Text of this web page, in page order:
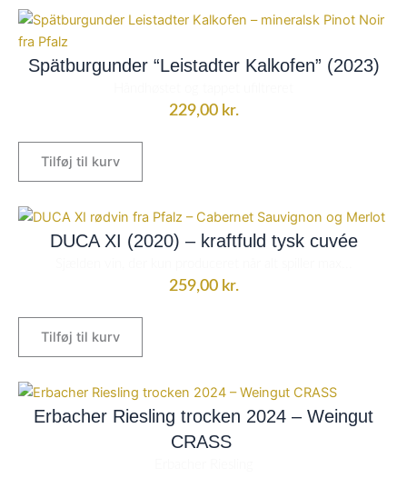
Spätburgunder “Leistadter Kalkofen” (2023)
229,00 kr.
Tilføj til kurv
DUCA XI (2020) – kraftfuld tysk cuvée
259,00 kr.
Tilføj til kurv
Erbacher Riesling trocken 2024 – Weingut
CRASS